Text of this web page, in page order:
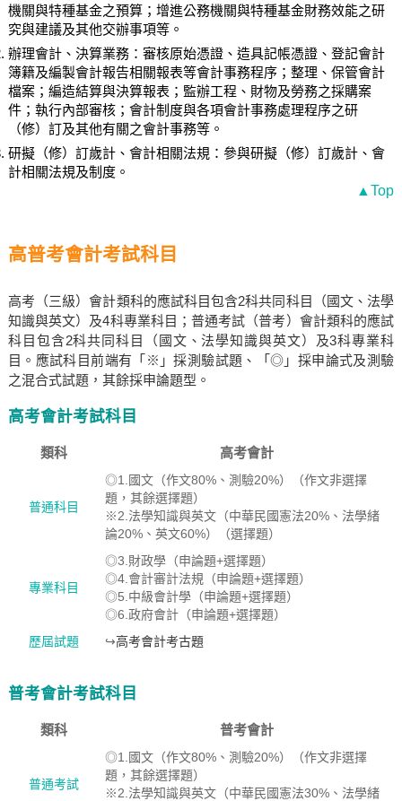
機關與特種基金之預算；增進公務機關與特種基金財務效能之研
究與建議及其他交辦事項等。
辦理會計、決算業務：審核原始憑證、造具記帳憑證、登記會計
簿籍及編製會計報告相關報表等會計事務程序；整理、保管會計
檔案；編造結算與決算報表；監辦工程、財物及勞務之採購案
件；執行內部審核；會計制度與各項會計事務處理程序之研
（修）訂及其他有關之會計事務等。
研擬（修）訂歲計、會計相關法規：參與研擬（修）訂歲計、會
計相關法規及制度。
▲Top
高普考會計考試科目
高考（三級）會計類科的應試科目包含2科共同科目（國文、法學
知識與英文）及4科專業科目；普通考試（普考）會計類科的應試
科目包含2科共同科目（國文、法學知識與英文）及3科專業科
目。應試科目前端有「※」採測驗試題、「◎」採申論式及測驗
之混合式試題，其餘採申論題型。
高考會計考試科目
類科 高考會計
普通科目
◎1.國文（作文80%、測驗20%）（作文非選擇
題，其餘選擇題）
※2.法學知識與英文（中華民國憲法20%、法學緒
論20%、英文60%）（選擇題）
專業科目
◎3.財政學（申論題+選擇題）
◎4.會計審計法規（申論題+選擇題）
◎5.中級會計學（申論題+選擇題）
◎6.政府會計（申論題+選擇題）
歷屆試題
↪高考會計考古題
普考會計考試科目
類科 普考會計
普通考試
◎1.國文（作文80%、測驗20%）（作文非選擇
題，其餘選擇題）
※2.法學知識與英文（中華民國憲法30%、法學緒